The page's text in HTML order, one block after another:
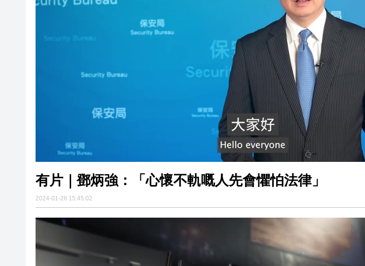
有片｜鄧炳強：「心懷不軌嘅人先會懼怕法律」
2024-01-28 15:45:02